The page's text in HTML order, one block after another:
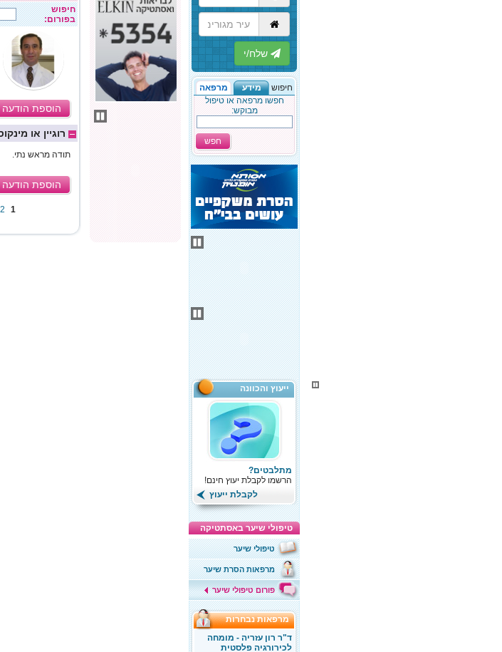
הבא
חיפוש מידע
מרפאה
חפשו מרפאה או טיפול
מבוקש:
חפש
ייעוץ והכוונה
מתלבטים?
הרשמו לקבלת יעוץ חינם!
לקבלת ייעוץ
טיפולי שיער באסתטיקה
טיפולי שיער
מרפאות הסרת שיער
פורום טיפולי שיער
מרפאות נבחרות
ד"ר רון עזריה - מומחה
לכירורגיה פלסטית
חיפוש
בפורום:
הוספת הודעה
רוגיין או
תודה מראש נתי.
הוספת הודעה
1
2